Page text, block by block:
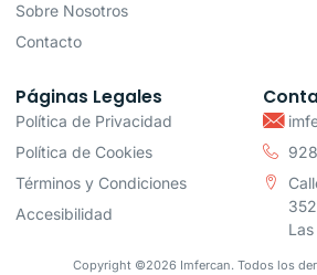
Sobre Nosotros
Contacto
Páginas Legales
Política de Privacidad
Política de Cookies
Términos y Condiciones
Accesibilidad
Copyright ©2026 Imfercan. Todos los